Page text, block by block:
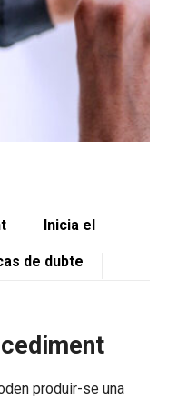
Inicia el
de dubte
produir-se una